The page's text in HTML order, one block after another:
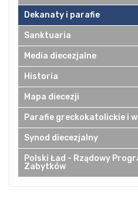
Dekanaty i parafie
Sanktuaria
Media diecezjalne
Historia
Mapa diecezji
Parafie greckokatolickie i
Synod diecezjalny
Polski Ład - Rządowy
Zabytków